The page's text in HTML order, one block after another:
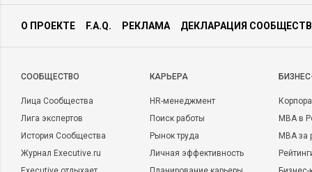
О ПРОЕКТЕ F.A.Q. РЕКЛАМА ДЕКЛАРАЦИЯ
CООБЩЕСТВО
Лица Сообщества
Лига экспертов
История Сообщества
Журнал Executive.ru
КАРЬЕРА
HR-менеджмент
Поиск работы
Рынок труда
Личная эффективность
MBA в
MBA